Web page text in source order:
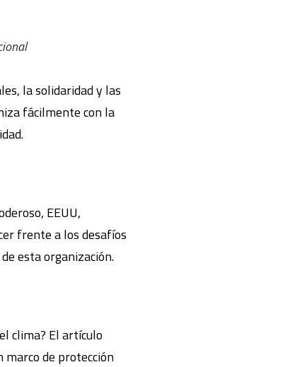
la solidaridad y las
fácilmente con la
EEUU,
frente a los desafíos
esta organización.
clima? El artículo
marco de protección